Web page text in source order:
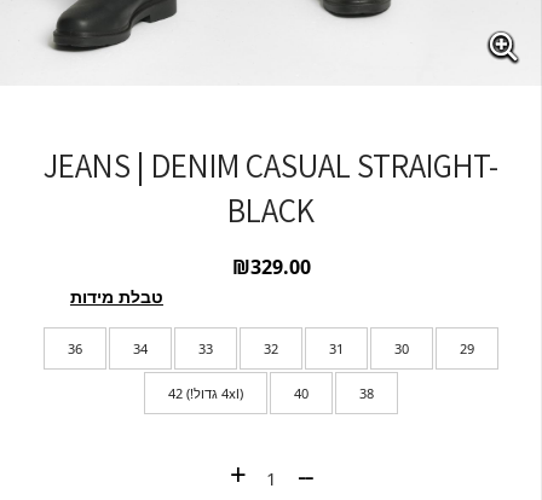
JEANS | DENIM CASUAL STRAIGHT-
BLACK
₪329.00
טבלת מידות
29
30
31
32
33
34
36
38
40 (4xl גדול!) 42
כמות של JEANS | DENIM CASUAL STRAIGHT- BLACK --
+